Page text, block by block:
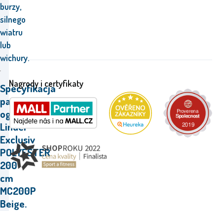
burzy,
silnego
wiatru
lub
wichury.
Specyfikacja
parasola
ogrodowego
Linder
Exclusiv
POLYESTER
200
cm
MC200P
Beige.
Nagrody i certyfikaty